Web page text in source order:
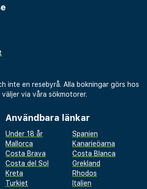
inte en resebyrå. Alla bokningar görs hos
via våra sökmotorer.
Användbara länkar
Under 18 år
Spanien
Mallorca
Kanarieöarna
Costa Brava
Costa Blanca
Costa del Sol
Grekland
Kreta
Rhodos
Turkiet
Italien